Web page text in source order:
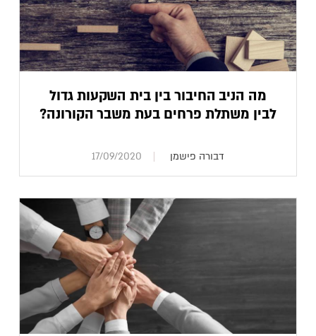
מה הניב החיבור בין בית השקעות גדול
לבין משתלת פרחים בעת משבר הקורונה?
דבורה פישמן 17/09/2020